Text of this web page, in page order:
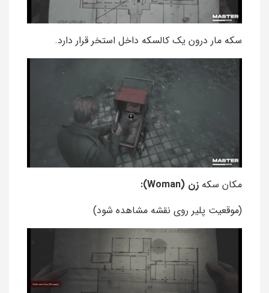
سکه مار درون یک کالسکه داخل استخر قرار دارد.
مکان سکه زن (Woman):
(موقعیت پلیر روی نقشه مشاهده شود)